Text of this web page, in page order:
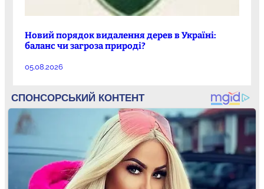
Новий порядок видалення дерев в Україні:
баланс чи загроза природі?
05.08.2026